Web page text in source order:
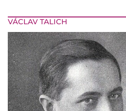
VÁCLAV TALICH